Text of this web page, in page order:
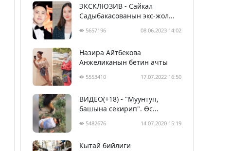
ЭКСКЛЮЗИВ - Сайкал
Садыбакасованын экс-жол...
5657196 08.06.2023 14:02
Назира Айтбекова
Анжеликанын бетин ачты
5553410 17.07.2022 16:50
ВИДЕО(+18) - "Муунтуп,
башына секирип". Өс...
5482676 14.07.2020 15:19
Кытай бийлиги